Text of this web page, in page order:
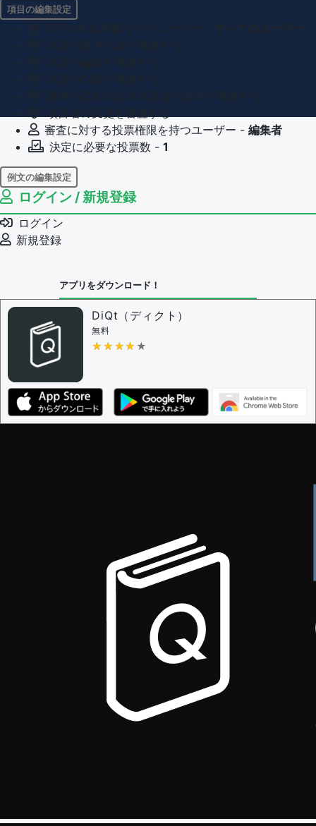
項目の編集設定
審査に対する投票権限を持つユーザー - 編集者
決定に必要な投票数 - 1
例文の編集設定
例文の編集権限を持つユーザー -
例文の削除を審査する
審査に対する投票権限を持つユーザー -
決定に必要な投票数 -
問題の編集権限を持つユーザー -すべてのユーザー
審査に対する投票権限を持つユーザー -
決定に必要な投票数 -
編集ガイドライン
ログイン / 新規登録
ログイン
新規登録
アプリをダウンロード！
DiQt（ディクト）
無料
★★★★★
★★★★★